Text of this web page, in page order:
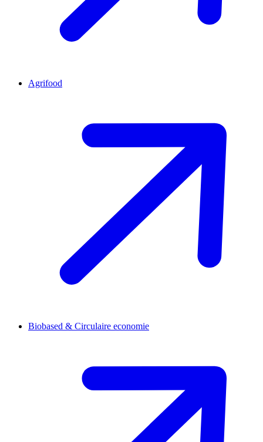
Agrifood
Biobased & Circulaire economie